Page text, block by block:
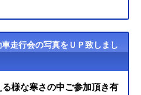
走行会の写真をＵＰ致しまし
様な寒さの中ご参加頂き有